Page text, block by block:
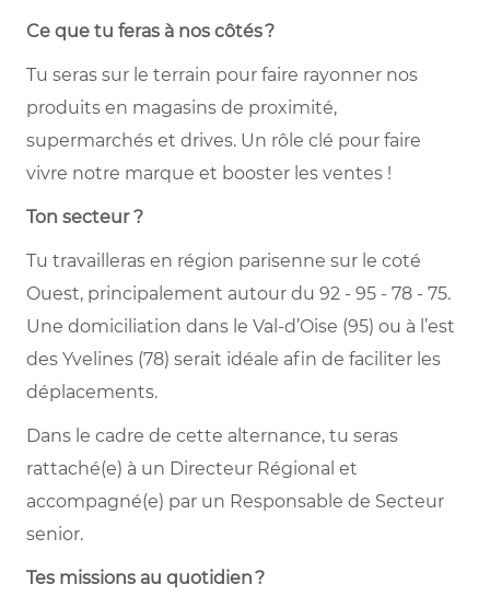
Ce que tu feras à nos côtés?
Tu seras sur le terrain pour faire rayonner nos
produits en magasins de proximité,
supermarchés et drives. Un rôle clé pour faire
vivre notre marque et booster les ventes !
Ton secteur ?
Tu travailleras en région parisenne sur le coté
Ouest, principalement autour du 92 - 95 - 78 - 75.
Une domiciliation dans le Val-d’Oise (95) ou à l’est
des Yvelines (78) serait idéale afin de faciliter les
déplacements.
Dans le cadre de cette alternance, tu seras
rattaché(e) à un Directeur Régional et
accompagné(e) par un Responsable de Secteur
senior.
Tes missions au quotidien?